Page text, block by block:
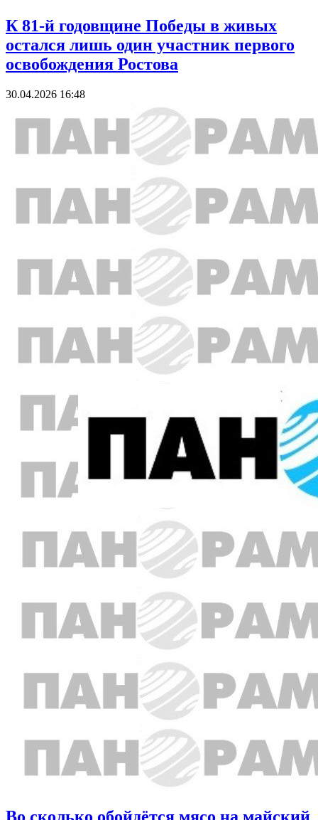
К 81-й годовщине Победы в живых
остался лишь один участник первого
освобождения Ростова
30.04.2026 16:48
Во сколько обойдётся мясо на майский